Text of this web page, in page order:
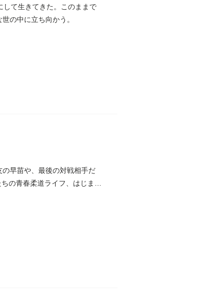
して生きてきた。このままで
の中に立ち向かう。
早苗や、最後の対戦相手だ
の青春柔道ライフ、はじま